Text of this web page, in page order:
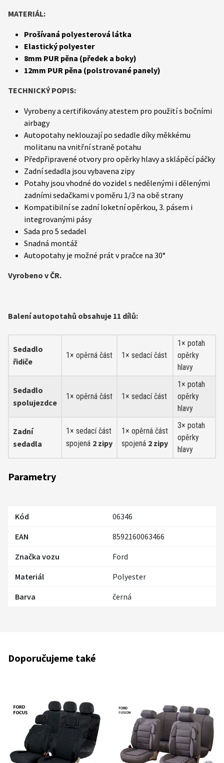
MATERIÁL:
Prošívaná polyesterová látka
Elastický polyester
8mm PUR pěna (předek a boky)
12mm PUR pěna (polstrované panely)
TECHNICKÝ POPIS:
Vyrobeny a certifikovány atestem pro použití s bočními
airbagy
Autopotahy neklouzají po sedadle díky měkkému
molitanu na vnitřní straně potahu
Předpřipravené otvory pro opěrky hlavy a sklápěcí páčky
Zadní sedadla jsou vybavena zipy
Potahy jsou vhodné do vozidel s nedělenými i dělenými
zadními sedačkami v poměru 1/3 na obě strany
Kompatibilní se zadní loketní opěrkou, 3. pásem i
integrovanými pásy
Sada pro 5 sedadel
Snadná montáž
Autopotahy je možné prát v pračce na 30°
Vyrobeno v ČR.
Balení autopotahů obsahuje 11 dílů:
Sedadlo
řidiče
1× opěrná část 1× sedací část
1× potah
opěrky
hlavy
Sedadlo
spolujezdce
1× opěrná část 1× sedací část
1× potah
opěrky
hlavy
Zadní
sedadla
1× sedací část
spojená 2 zipy
1× opěrná část
spojená 2 zipy
3× potah
opěrky
hlavy
Parametry
Kód
06346
EAN
8592160063466
Značka vozu
Ford
Materiál
Polyester
Barva
černá
Doporučujeme také